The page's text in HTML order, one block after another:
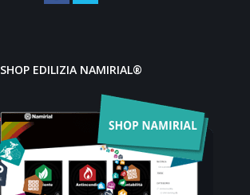
SHOP EDILIZIA NAMIRIAL®